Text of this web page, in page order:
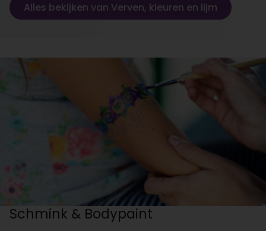
Alles bekijken van Verven, kleuren en lijm
Schmink & Bodypaint